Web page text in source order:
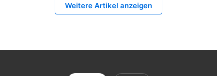
Weitere Artikel anzeigen